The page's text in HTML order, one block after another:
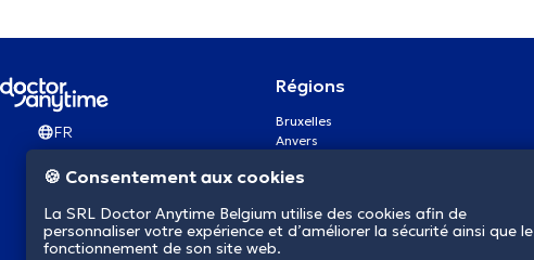
FR
Régions
Bruxelles
Anvers
Charleroi
Bruges
Namur
Louvain
🍪 Consentement aux cookies
La SRL Doctor Anytime Belgium utilise des cookies afin de
personnaliser votre expérience et d’améliorer la sécurité ainsi que le
fonctionnement de son site web.